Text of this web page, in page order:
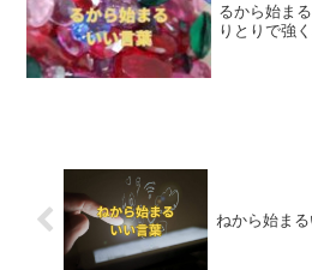
るから始ま
りとりで強
ねから始まる